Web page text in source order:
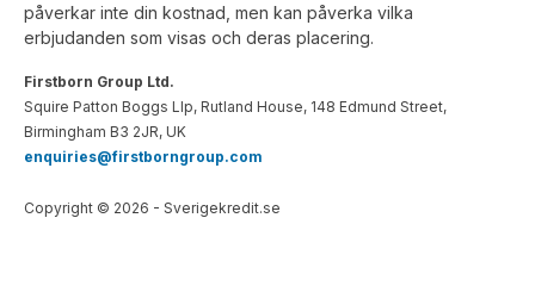
påverkar inte din kostnad, men kan påverka vilka
erbjudanden som visas och deras placering.
Firstborn Group Ltd.
Squire Patton Boggs Llp, Rutland House, 148 Edmund Street,
Birmingham B3 2JR, UK
enquiries@firstborngroup.com
Copyright © 2026 - Sverigekredit.se